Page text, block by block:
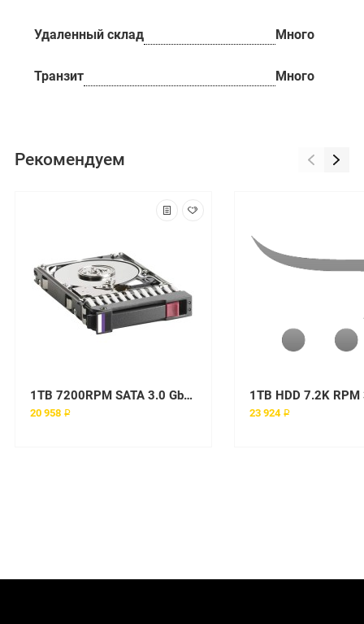
Удаленный склад Много
Транзит Много
Рекомендуем
1TB 7200RPM SATA 3.0 Gbps 3.5 16MB Cache Hard Drive
20 958 ₽ 23 924 ₽